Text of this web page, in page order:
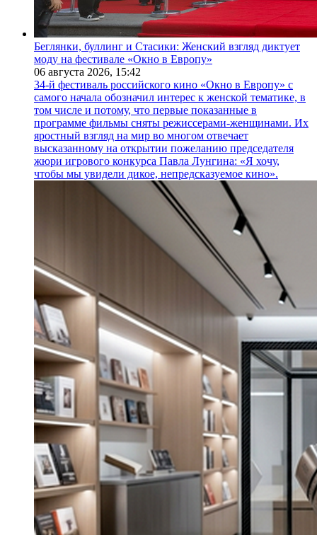
Беглянки, буллинг и Стасики: Женский взгляд диктует
моду на фестивале «Окно в Европу»
06 августа 2026, 15:42
34-й фестиваль российского кино «Окно в Европу» с
самого начала обозначил интерес к женской тематике, в
том числе и потому, что первые показанные в
программе фильмы сняты режиссерами-женщинами. Их
яростный взгляд на мир во многом отвечает
высказанному на открытии пожеланию председателя
жюри игрового конкурса Павла Лунгина: «Я хочу,
чтобы мы увидели дикое, непредсказуемое кино».